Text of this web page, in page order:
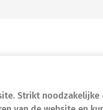
Strikt noodzakelijke